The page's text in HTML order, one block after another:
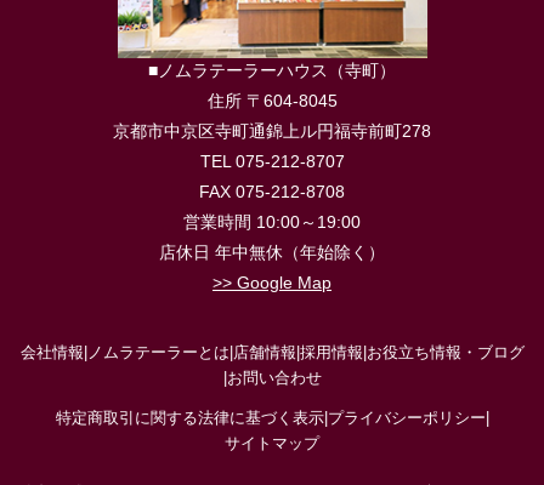
■ノムラテーラーハウス（寺町）
住所 〒604-8045
京都市中京区寺町通錦上ル円福寺前町278
TEL 075-212-8707
FAX 075-212-8708
営業時間 10:00～19:00
店休日 年中無休（年始除く）
>> Google Map
会社情報 ノムラテーラーとは 店舗情報 採用情報 お役立ち情報・ブログ
お問い合わせ
特定商取引に関する法律に基づく表示| プライバシーポリシー
サイトマップ